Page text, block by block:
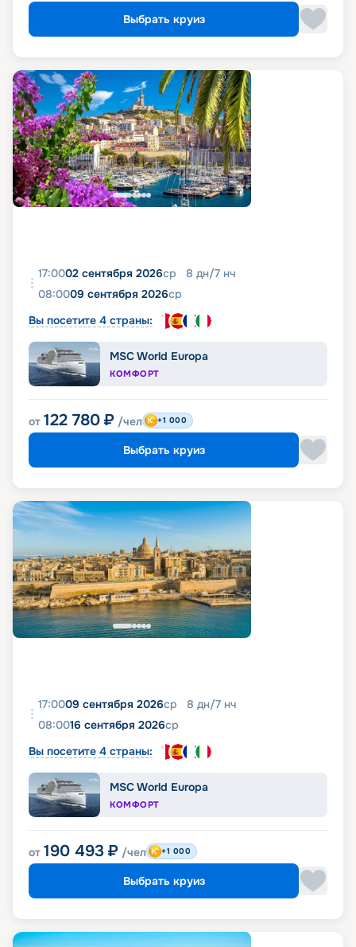
Выбрать круиз
17:0002 сентября 2026ср 8 дн/7 нч
08:0009 сентября 2026ср
Вы посетите 4 страны:
MSC World Europa
КОМФОРТ
от 122 780 ₽ /чел +1 000
Выбрать круиз
17:0009 сентября 2026ср 8 дн/7 нч
08:0016 сентября 2026ср
Вы посетите 4 страны:
MSC World Europa
КОМФОРТ
от 190 493 ₽ /чел +1 000
Выбрать круиз